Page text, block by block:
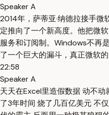
Speaker A
2014年，萨蒂亚·纳德拉接手
定推向了一个新高度。他把微
服务和订阅制。Windows不再
了一个巨大的漏斗，真正微软
22:58
Speaker A
天天在Excel里造假数据 动不
了3年时间 烧了几百亿美元 不